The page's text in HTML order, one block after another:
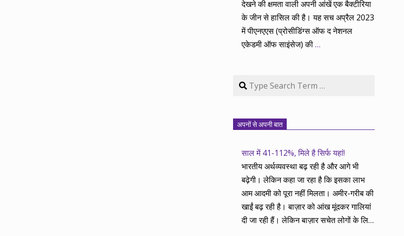
देखने की क्षमता वाली अपनी आंखें एक बैक्टीरिया
के जीन से हासिल की है। यह सच अप्रैल 2023
में पीएनएएस (प्रोसीडिंग्स ऑफ द नेशनल
एकेडमी ऑफ साइंसेज) की…
Search
अपनों से अपनी बात
साल में 41-112%, मिले है सिर्फ यहां!
भारतीय अर्थव्यवस्था बढ़ रही है और आगे भी
बढ़ेगी। लेकिन कहा जा रहा है कि इसका लाभ
आम आदमी को पूरा नहीं मिलता। अमीर-गरीब की
खाईं बढ़ रही है। बाज़ार को आंख मूंदकर गालियां
दी जा रही हैं। लेकिन बाज़ार सचेत लोगों के लिए